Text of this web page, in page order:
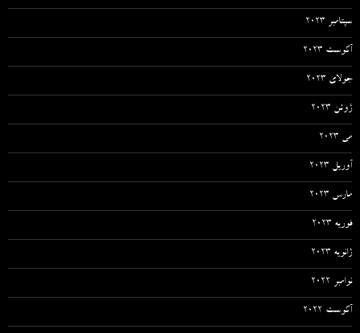
سپتامبر 2023
آگوست 2023
جولای 2023
ژوئن 2023
می 2023
آوریل 2023
مارس 2023
فوریه 2023
ژانویه 2023
نوامبر 2022
آگوست 2022